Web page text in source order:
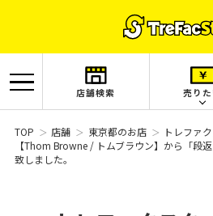
店舗検索 売りた
TOP 店舗 東京都のお店
トレファ
【Thom Browne / トムブラウン】から「段
致しました。